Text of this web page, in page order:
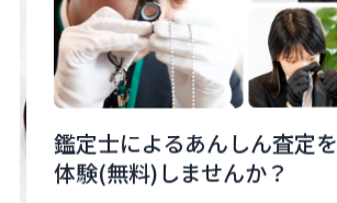
鑑定士によるあんしん査定を
体験(無料)しませんか？